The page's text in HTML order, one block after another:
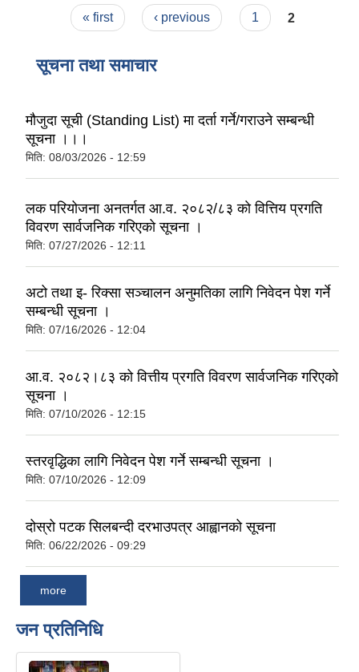
Pages« first ‹ previous 1 2
सूचना तथा समाचार
मौजुदा सूची (Standing List) मा दर्ता गर्ने/गराउने सम्बन्धी
सूचना ।।।
मिति: 08/03/2026 - 12:59
लक परियोजना अनतर्गत आ.व. २०८२/८३ काे वित्तिय प्रगति
विवरण सार्वजनिक गरिएकाे सूचना ।
मिति: 07/27/2026 - 12:11
अटो तथा इ- रिक्सा सञ्चालन अनुमतिका लागि निवेदन पेश गर्ने
सम्बन्धी सूचना ।
मिति: 07/16/2026 - 12:04
आ.व. २०८२।८३ को वित्तीय प्रगति विवरण सार्वजनिक गरिएकाे
सूचना ।
मिति: 07/10/2026 - 12:15
स्तरवृद्धिका लागि निवेदन पेश गर्ने सम्बन्धी सूचना ।
मिति: 07/10/2026 - 12:09
दोस्रो पटक सिलबन्दी दरभाउपत्र आह्वानको सूचना
मिति: 06/22/2026 - 09:29
more
जन प्रतिनिधि